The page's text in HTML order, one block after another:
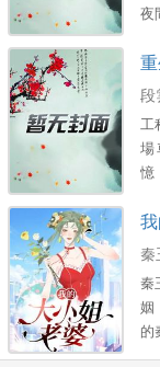
夜
衹
段
工
場
憶
外
故
秦
秦
姻
的
有